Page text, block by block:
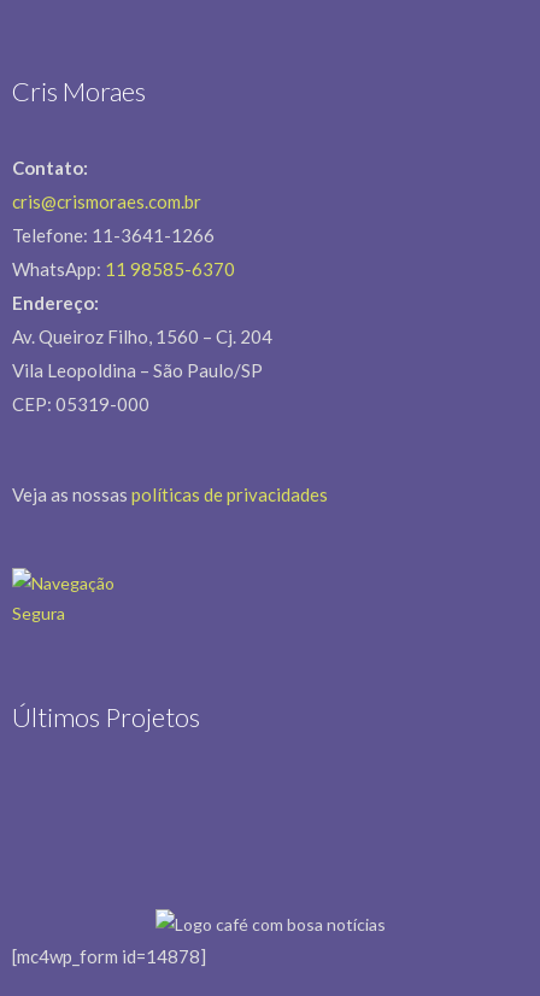
Cris Moraes
Contato:
cris@crismoraes.com.br
Telefone: 11-3641-1266
WhatsApp: 11 98585-6370
Endereço:
Av. Queiroz Filho, 1560 – Cj. 204
Vila Leopoldina – São Paulo/SP
CEP: 05319-000
Veja as nossas políticas de privacidades
Últimos Projetos
[mc4wp_form id=14878]